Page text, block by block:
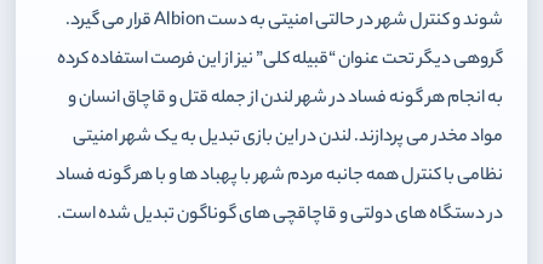
شوند و کنترل شهر در حالتی امنیتی به دست Albion قرار می گیرد.
گروهی دیگر تحت عنوان “قبیله کلی” نیز از این فرصت استفاده کرده
به انجام هر گونه فساد در شهر لندن از جمله قتل و قاچاق انسان و
مواد مخدر می پردازند. لندن در این بازی تبدیل به یک شهر امنیتی
نظامی با کنترل همه جانبه مردم شهر با پهباد ها و با هر گونه فساد
در دستگاه های دولتی و قاچاقچی های گوناگون تبدیل شده است.